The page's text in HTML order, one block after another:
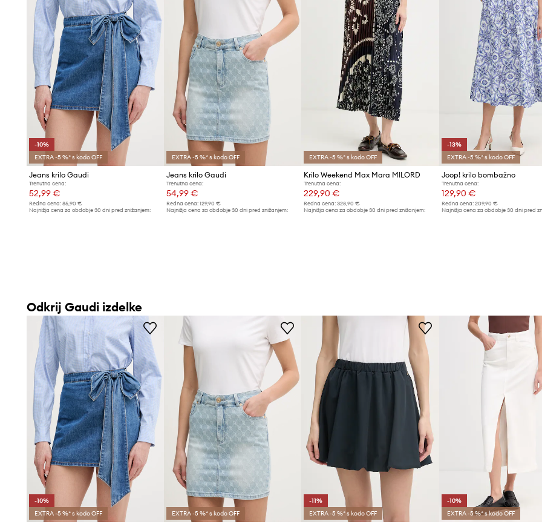
-10%
EXTRA -5 %* s kodo OFF
Jeans krilo Gaudi
Trenutna cena:
52,99 €
Redna cena: 85,90 €
Najnižja cena za obdobje 30 dni pred znižanjem:
EXTRA -5 %* s kodo OFF
Jeans krilo Gaudi
Trenutna cena:
54,99 €
Redna cena:129,90 €
Najnižja cena za obdobje 30 dni pred znižanjem:
EXTRA -5 %* s kodo OFF
Krilo Weekend Max Mara MILORD
Trenutna cena:
229,90 €
Redna cena: 328,90 €
Najnižja cena za obdobje 30 dni pred znižanjem:
-13%
EXTRA -5 %* s kodo OFF
Joop! krilo bombažno
Trenutna cena:
129,90 €
Redna cena: 209,90 €
Najnižja cena za obdobje 30 dni pred
Odkrij Gaudi izdelke
-10%
EXTRA -5 %* s kodo OFF
EXTRA -5 %* s kodo OFF
-11%
EXTRA -5 %* s kodo OFF
-10%
EXTRA -5 %* s kodo OFF